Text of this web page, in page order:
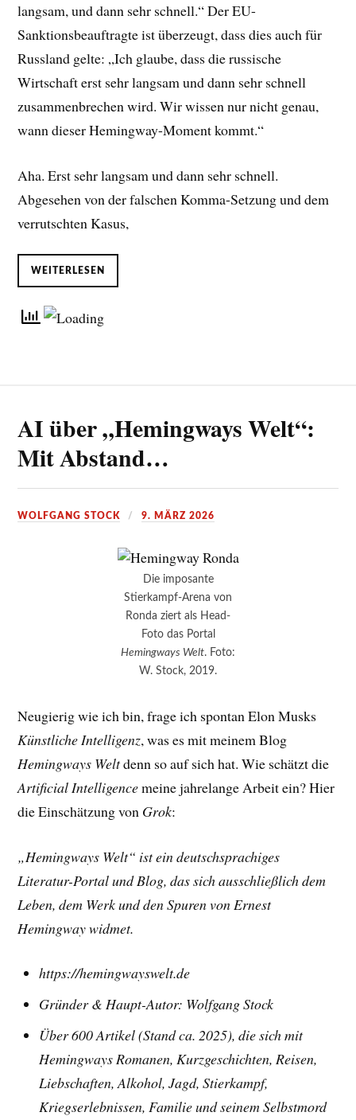
langsam, und dann sehr schnell.“ Der EU-
Sanktionsbeauftragte ist überzeugt, dass dies auch für
Russland gelte: „Ich glaube, dass die russische
Wirtschaft erst sehr langsam und dann sehr schnell
zusammenbrechen wird. Wir wissen nur nicht genau,
wann dieser Hemingway-Moment kommt.“
Aha. Erst sehr langsam und dann sehr schnell.
Abgesehen von der falschen Komma-Setzung und dem
verrutschten Kasus,
WEITERLESEN
AI über „Hemingways Welt“:
Mit Abstand…
WOLFGANG STOCK 9. MÄRZ 2026
Die imposante
Stierkampf-Arena von
Ronda ziert als Head-
Foto das Portal
Hemingways Welt. Foto:
W. Stock, 2019.
Neugierig wie ich bin, frage ich spontan Elon Musks
Künstliche Intelligenz, was es mit meinem Blog
Hemingways Weltdenn so auf sich hat. Wie schätzt die
Artificial Intelligencemeine jahrelange Arbeit ein? Hier
die Einschätzung von Grok:
„Hemingways Welt“ ist ein deutschsprachiges
Literatur-Portal und Blog, das sich ausschließlich dem
Leben, dem Werk und den Spuren von Ernest
Hemingway widmet.
https://hemingwayswelt.de
Gründer & Haupt-Autor: Wolfgang Stock
Über 600 Artikel (Stand ca. 2025), die sich mit
Hemingways Romanen, Kurzgeschichten, Reisen,
Liebschaften, Alkohol, Jagd, Stierkampf,
Kriegserlebnissen, Familie und seinem Selbstmord